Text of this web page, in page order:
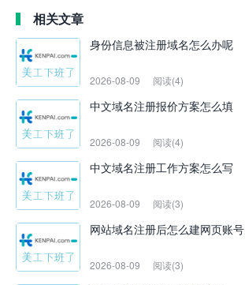
相关文章
身份信息被注册域名怎么办呢
2026-08-09 阅读(4)
中文域名注册报价方案怎么填
2026-08-09 阅读(4)
中文域名注册工作方案怎么写
2026-08-09 阅读(3)
网站域名注册后怎么建网页账号
2026-08-09 阅读(3)